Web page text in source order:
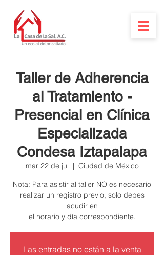
Taller de Adherencia
al Tratamiento -
Presencial en Clínica
Especializada
Condesa Iztapalapa
mar 22 de jul
  |
Ciudad de México
Nota: Para asistir al taller NO es necesario
realizar un registro previo, solo debes
acudir en
el horario y día correspondiente.
Las entradas no están a la venta